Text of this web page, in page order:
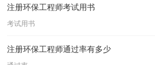
注册环保工程师考试用书
考试用书
注册环保工程师通过率有多少